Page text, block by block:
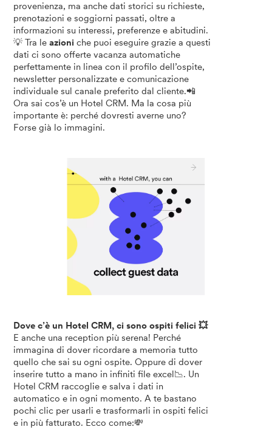
provenienza, ma anche dati storici su richieste,
prenotazioni e soggiorni passati, oltre a
informazioni su interessi, preferenze e abitudini.
💡 Tra leazioni che puoi eseguire grazie a questi
dati ci sono offerte vacanza automatiche
perfettamente in linea con il profilo dell’ospite,
newsletter personalizzate e comunicazione
individuale sul canale preferito dal cliente.📲
Ora sai cos’è un Hotel CRM. Ma la cosa più
importante è: perché dovresti averne uno?
Forse già lo immagini.
Dove c’è un Hotel CRM, ci sono ospiti felici 💥
E anche una reception più serena! Perché
immagina di dover ricordare a memoria tutto
quello che sai su ogni ospite. Oppure di dover
inserire tutto a mano in infiniti file excel📉. Un
Hotel CRM raccoglie e salva i dati in
automatico e in ogni momento. A te bastano
pochi clic per usarli e trasformarli in ospiti felici
e in più fatturato. Ecco come:💸